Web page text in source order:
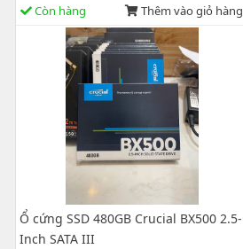
Còn hàng
Thêm vào giỏ hàng
Ổ cứng SSD 480GB Crucial BX500 2.5-
Inch SATA III